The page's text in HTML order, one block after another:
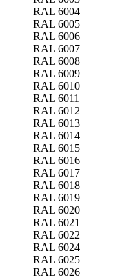
RAL 6004
RAL 6005
RAL 6006
RAL 6007
RAL 6008
RAL 6009
RAL 6010
RAL 6011
RAL 6012
RAL 6013
RAL 6014
RAL 6015
RAL 6016
RAL 6017
RAL 6018
RAL 6019
RAL 6020
RAL 6021
RAL 6022
RAL 6024
RAL 6025
RAL 6026